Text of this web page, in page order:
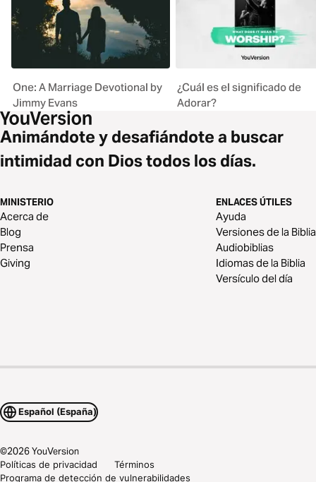
One: A Marriage Devotional by
Jimmy Evans
¿Cuál es el significado de
Adorar?
Animándote y desafiándote a buscar
intimidad con Dios todos los días.
MINISTERIO
Acerca de
Blog
Prensa
Giving
ENLACES ÚTILES
Ayuda
Versiones de la Biblia
Audiobiblias
Idiomas de la Biblia
Versículo del día
Español (España)
©2026YouVersion
Políticas de privacidad
Términos
Programa de detección de vulnerabilidades